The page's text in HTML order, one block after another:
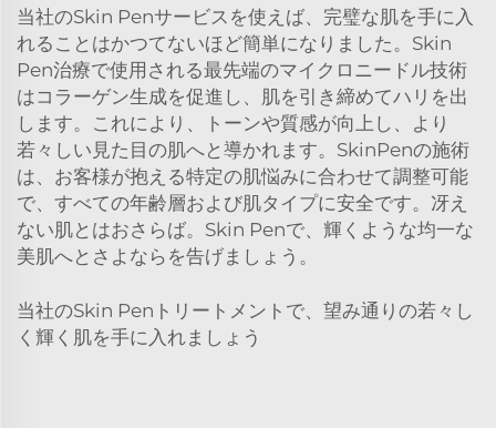
当社のSkin Penサービスを使えば、完璧な肌を手に入
れることはかつてないほど簡単になりました。Skin
Pen治療で使用される最先端のマイクロニードル技術
はコラーゲン生成を促進し、肌を引き締めてハリを出
します。これにより、トーンや質感が向上し、より
若々しい見た目の肌へと導かれます。SkinPenの施術
は、お客様が抱える特定の肌悩みに合わせて調整可能
で、すべての年齢層および肌タイプに安全です。冴え
ない肌とはおさらば。Skin Penで、輝くような均一な
美肌へとさよならを告げましょう。
当社のSkin Penトリートメントで、望み通りの若々し
く輝く肌を手に入れましょう